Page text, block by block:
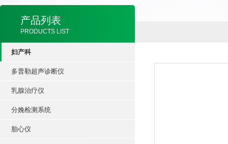
产品列表
PRODUCTS LIST
妇产科
多普勒超声诊断仪
乳腺治疗仪
分娩检测系统
胎心仪